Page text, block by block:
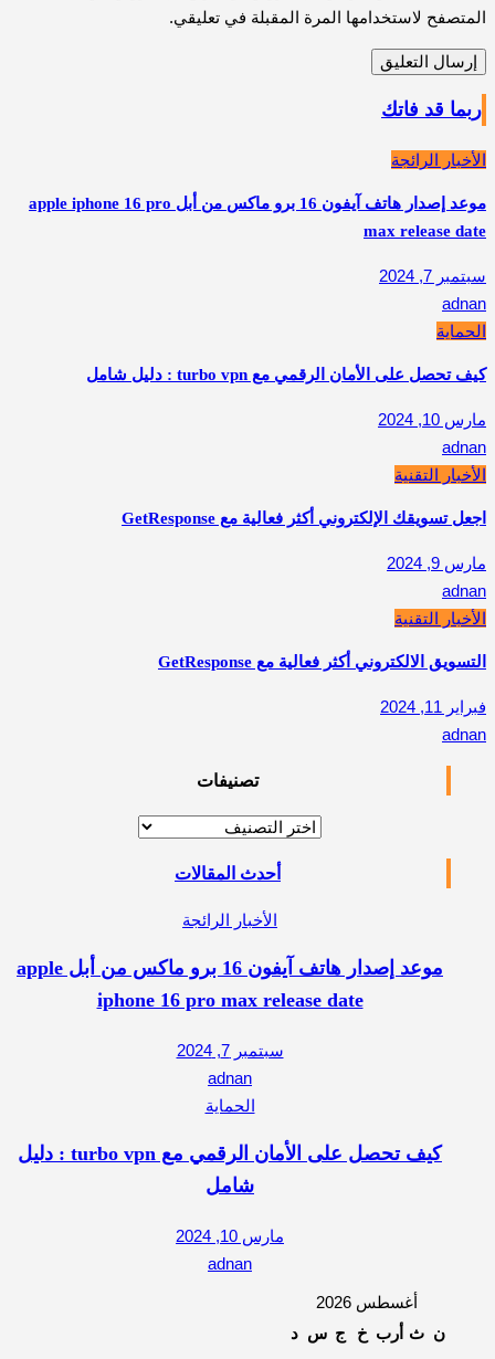
المتصفح لاستخدامها المرة المقبلة في تعليقي.
ربما قد فاتك
الأخبار الرائجة
موعد إصدار هاتف آيفون 16 برو ماكس من أبل apple iphone 16 pro
max release date
سبتمبر 7, 2024
adnan
الحماية
كيف تحصل على الأمان الرقمي مع turbo vpn : دليل شامل
مارس 10, 2024
adnan
الأخبار التقنية
اجعل تسويقك الإلكتروني أكثر فعالية مع GetResponse
مارس 9, 2024
adnan
الأخبار التقنية
التسويق الالكتروني أكثر فعالية مع GetResponse
فبراير 11, 2024
adnan
تصنيفات
تصنيفات
أحدث المقالات
الأخبار الرائجة
موعد إصدار هاتف آيفون 16 برو ماكس من أبل apple
iphone 16 pro max release date
سبتمبر 7, 2024
adnan
الحماية
كيف تحصل على الأمان الرقمي مع turbo vpn : دليل
شامل
مارس 10, 2024
adnan
أغسطس 2026
ن ث أرب خ ج س د